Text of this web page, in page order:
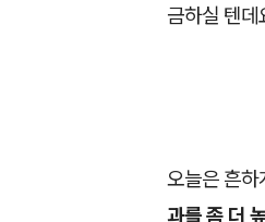
금하실 텐데
오늘은 흔하
과를 좀 더